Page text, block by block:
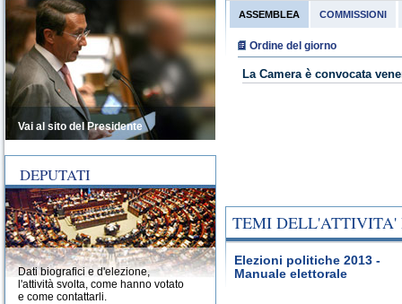
ASSEMBLEA
Ordine del giorno
La Camera è convocata
COMMISSIONI
TEMI DELL'ATTIVITA'
Elezioni politiche 2013 -
Manuale elettorale
Vai al sito del Presidente
DEPUTATI
Dati biografici e d'elezione,
l'attività svolta, come hanno votato
e come contattarli.